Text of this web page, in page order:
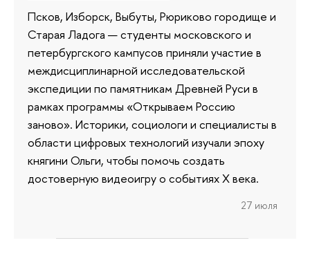
Псков, Изборск, Выбуты, Рюриково городище и
Старая Ладога — студенты московского и
петербургского кампусов приняли участие в
междисциплинарной исследовательской
экспедиции по памятникам Древней Руси в
рамках программы «Открываем Россию
заново». Историки, социологи и специалисты в
области цифровых технологий изучали эпоху
княгини Ольги, чтобы помочь создать
достоверную видеоигру о событиях X века.
27 июля